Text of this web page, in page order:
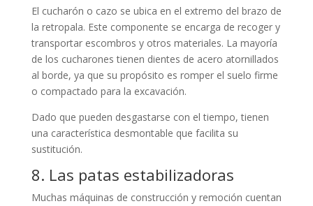
El cucharón o cazo se ubica en el extremo del brazo de
la retropala. Este componente se encarga de recoger y
transportar escombros y otros materiales. La mayoría
de los cucharones tienen dientes de acero atornillados
al borde, ya que su propósito es romper el suelo firme
o compactado para la excavación.
Dado que pueden desgastarse con el tiempo, tienen
una característica desmontable que facilita su
sustitución.
8. Las patas estabilizadoras
Muchas máquinas de construcción y remoción cuentan